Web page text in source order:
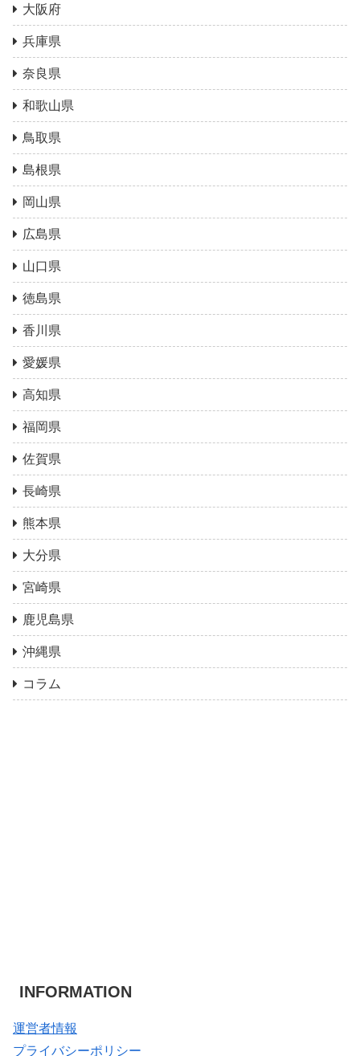
大阪府
兵庫県
奈良県
和歌山県
鳥取県
島根県
岡山県
広島県
山口県
徳島県
香川県
愛媛県
高知県
福岡県
佐賀県
長崎県
熊本県
大分県
宮崎県
鹿児島県
沖縄県
コラム
INFORMATION
運営者情報
プライバシーポリシー